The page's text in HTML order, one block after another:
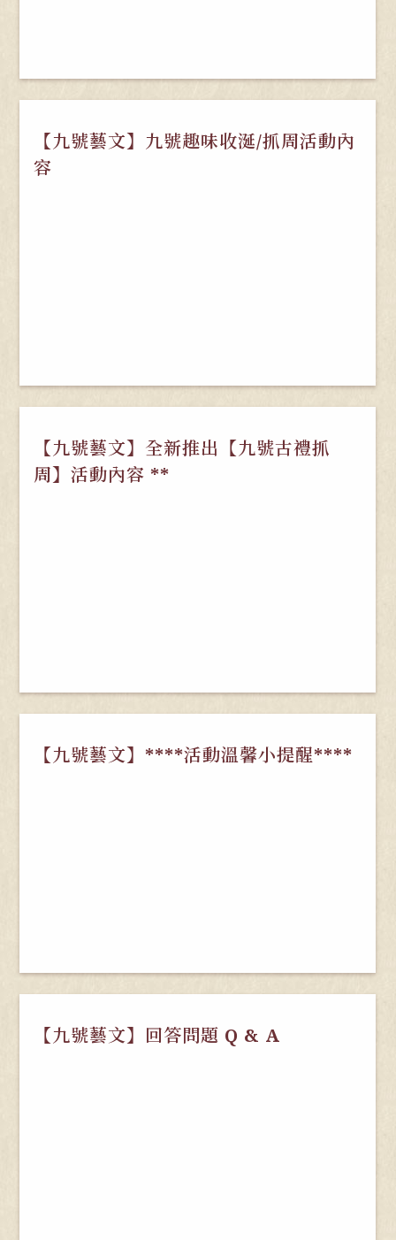
【九號藝文】九號趣味收涎/抓周活動內
容
【九號藝文】全新推出【九號古禮抓
周】活動內容 **
【九號藝文】****活動溫馨小提醒****
【九號藝文】回答問題 Q & A